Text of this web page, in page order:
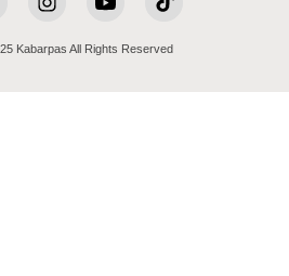
Kabarpas All Rights Reserved